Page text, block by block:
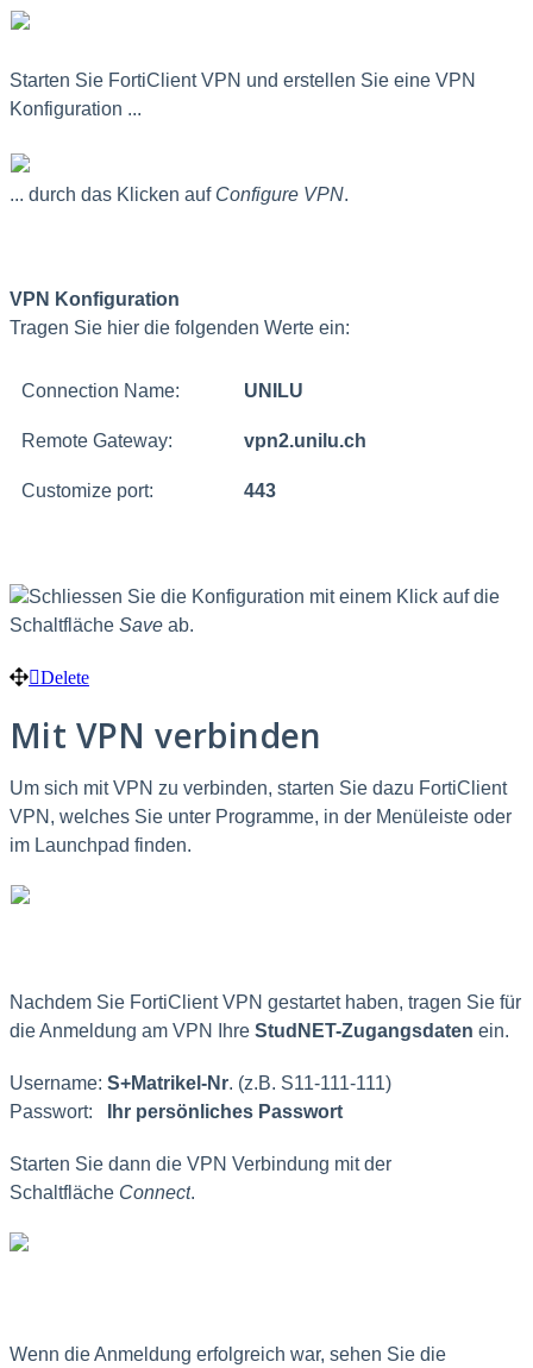
Starten Sie FortiClient VPN und erstellen Sie eine VPN
Konfiguration ...
... durch das Klicken auf Configure VPN.
VPN Konfiguration
Tragen Sie hier die folgenden Werte ein:
Connection Name: UNILU
Remote Gateway: vpn2.unilu.ch
Customize port: 443
Schliessen Sie die Konfiguration mit einem Klick auf die
Schaltfläche Save ab.
Delete
Mit VPN verbinden
Um sich mit VPN zu verbinden, starten Sie dazu FortiClient
VPN, welches Sie unter Programme, in der Menüleiste oder
im Launchpad finden.
Nachdem Sie FortiClient VPN gestartet haben, tragen Sie für
die Anmeldung am VPN Ihre StudNET-Zugangsdaten ein.
Username: S+Matrikel-Nr. (z.B. S11-111-111)
Passwort:
Ihr persönliches Passwort
Starten Sie dann die VPN Verbindung mit der
Schaltfläche Connect.
Wenn die Anmeldung erfolgreich war, sehen Sie die